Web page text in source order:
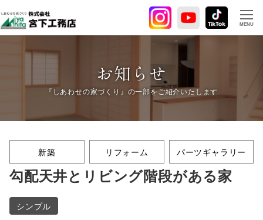
イ
ン
へ
MENU
お知らせ
新築 リフォーム パーツギャラリー
勾配天井とリビング階段がある家
シンプル